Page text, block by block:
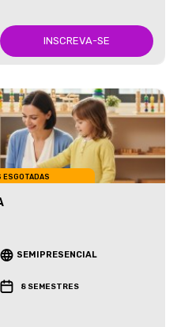
INSCREVA-SE
ESGOTADAS
SEMIPRESENCIAL
8 SEMESTRES